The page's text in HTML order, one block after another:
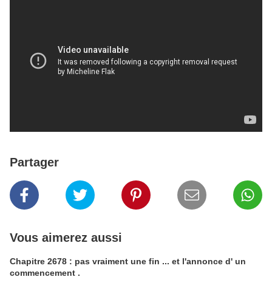
Partager
Vous aimerez aussi
Chapitre 2678 : pas vraiment une fin ... et l'annonce d' un
commencement .